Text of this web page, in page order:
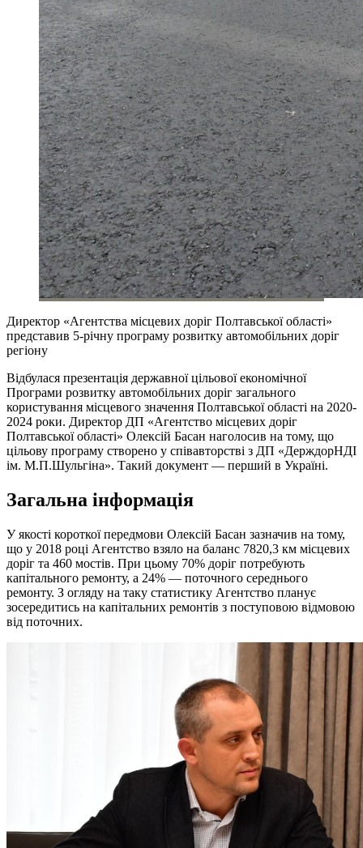
Директор «Агентства місцевих доріг Полтавської області»
представив 5-річну програму розвитку автомобільних доріг
регіону
Відбулася презентація державної цільової економічної
Програми розвитку автомобільних доріг загального
користування місцевого значення Полтавської області на 2020-
2024 роки. Директор ДП «Агентство місцевих доріг
Полтавської області» Олексій Басан наголосив на тому, що
цільову програму створено у співавторстві з ДП «ДерждорНДІ
ім. М.П.Шульгіна». Такий документ — перший в Україні.
Загальна інформація
У якості короткої передмови Олексій Басан зазначив на тому,
що у 2018 році Агентство взяло на баланс 7820,3 км місцевих
доріг та 460 мостів. При цьому 70% доріг потребують
капітального ремонту, а 24% — поточного середнього
ремонту. З огляду на таку статистику Агентство планує
зосередитись на капітальних ремонтів з поступовою відмовою
від поточних.